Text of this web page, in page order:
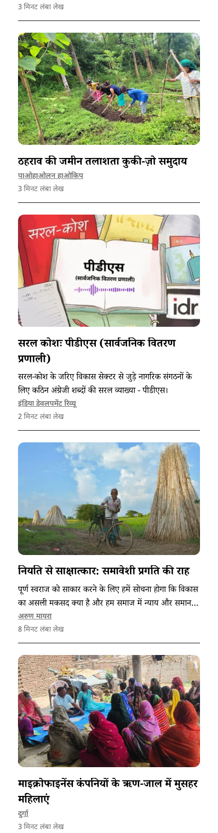
3 मिनट लंबा लेख
ठहराव की जमीन तलाशता कुकी-ज़ो समुदाय
पाओहाओलन हाओकिप
3 मिनट लंबा लेख
सरल कोशः पीडीएस (सार्वजनिक वितरण
प्रणाली)
सरल-कोश के जरिए विकास सेक्टर से जुड़े नागरिक संगठनों के
लिए कठिन अंग्रेजी शब्दों की सरल व्याख्या - पीडीएस।
इंडिया डेवलपमेंट रिव्यू
2 मिनट लंबा लेख
नियति से साक्षात्कार: समावेशी प्रगति की राह
पूर्ण स्वराज को साकार करने के लिए हमें सोचना होगा कि विकास
का असली मकसद क्या है और हम समाज में न्याय और समानता
के मूल्य कैसे स्थापित कर सकते हैं।
अरुण मायरा
8 मिनट लंबा लेख
माइक्रोफाइनेंस कंपनियों के ऋण-जाल में मुसहर
महिलाएं
दुर्गा
3 मिनट लंबा लेख